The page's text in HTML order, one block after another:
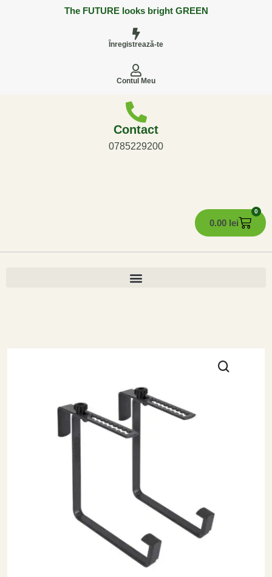
The FUTURE looks bright GREEN
Înregistrează-te
Contul Meu
Contact
0785229200
0.00 lei
0